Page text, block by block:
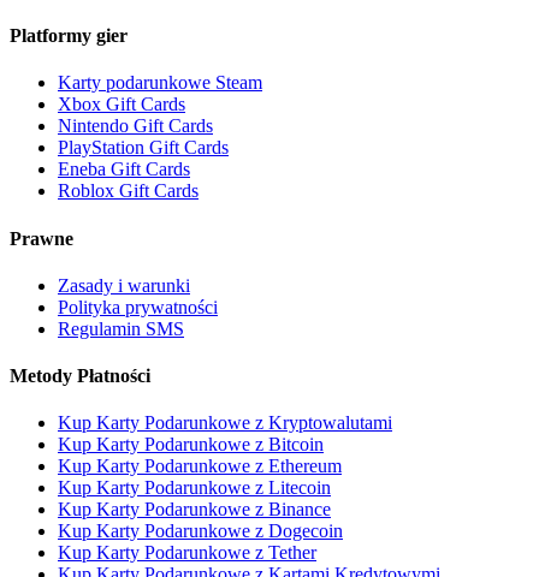
Platformy gier
Karty podarunkowe Steam
Xbox Gift Cards
Nintendo Gift Cards
PlayStation Gift Cards
Eneba Gift Cards
Roblox Gift Cards
Prawne
Zasady i warunki
Polityka prywatności
Regulamin SMS
Metody Płatności
Kup Karty Podarunkowe z Kryptowalutami
Kup Karty Podarunkowe z Bitcoin
Kup Karty Podarunkowe z Ethereum
Kup Karty Podarunkowe z Litecoin
Kup Karty Podarunkowe z Binance
Kup Karty Podarunkowe z Dogecoin
Kup Karty Podarunkowe z Tether